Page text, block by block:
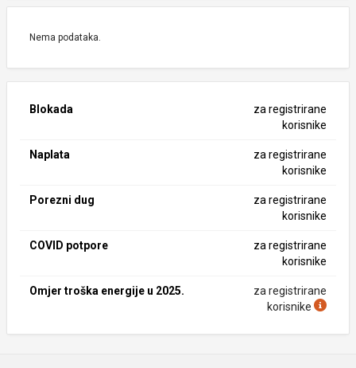
Nema podataka.
Blokada
za registrirane
korisnike
Naplata
za registrirane
korisnike
Porezni dug
za registrirane
korisnike
COVID potpore
za registrirane
korisnike
Omjer troška energije u 2025.
za registrirane
korisnike